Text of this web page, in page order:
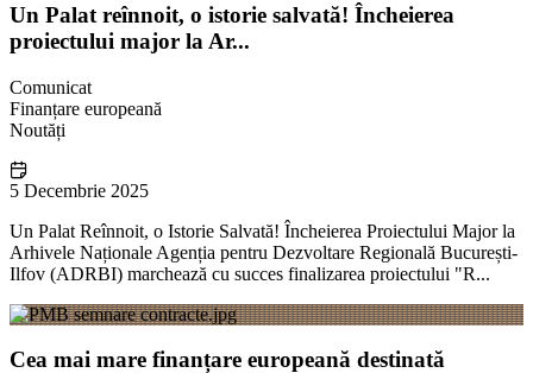
Un Palat reînnoit, o istorie salvată! Încheierea
proiectului major la Ar...
Comunicat
Finanțare europeană
Noutăți
5 Decembrie 2025
Un Palat Reînnoit, o Istorie Salvată! Încheierea Proiectului Major la
Arhivele Naționale Agenția pentru Dezvoltare Regională București-
Ilfov (ADRBI) marchează cu succes finalizarea proiectului "R...
Cea mai mare finanțare europeană destinată